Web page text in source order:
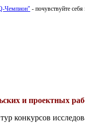
Чемпион" - почувствуйте
и проектных
конкурсов